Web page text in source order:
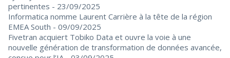
pertinentes - 23/09/2025
Informatica nomme Laurent Carrière à la tête de la région
EMEA South - 09/09/2025
Fivetran acquiert Tobiko Data et ouvre la voie à une
nouvelle génération de transformation de données avancée,